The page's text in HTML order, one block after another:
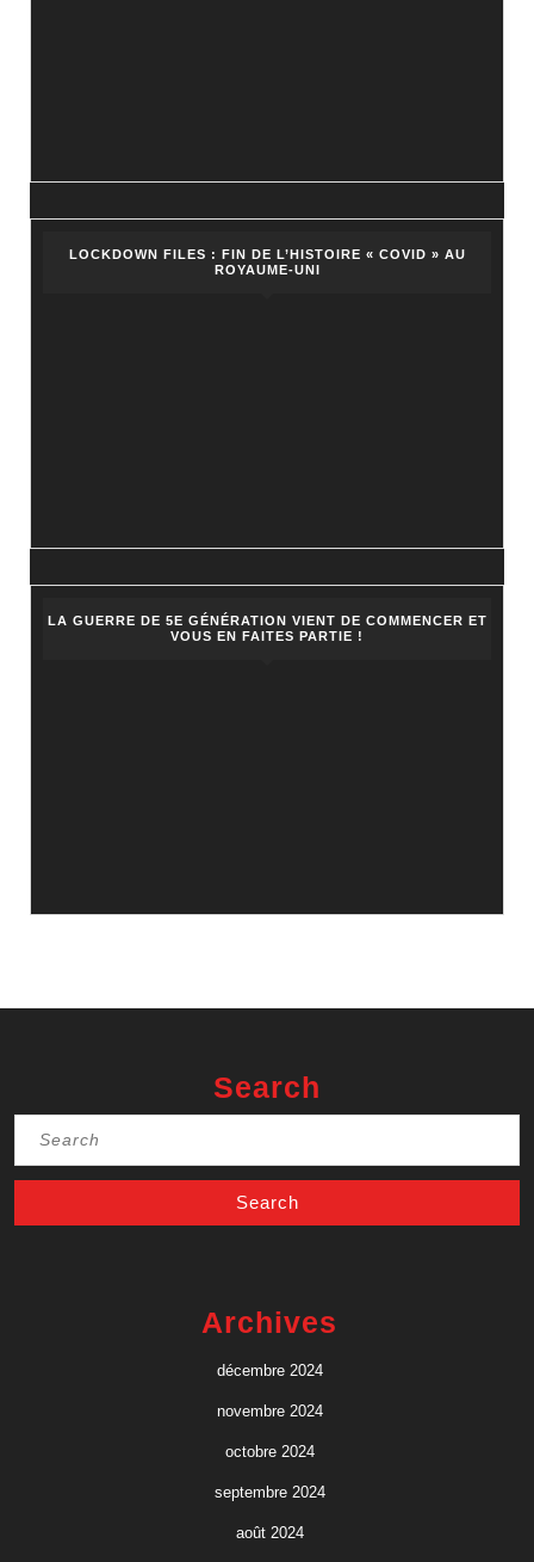
LOCKDOWN FILES : FIN DE L’HISTOIRE « COVID » AU
ROYAUME-UNI
LA GUERRE DE 5E GÉNÉRATION VIENT DE COMMENCER ET
VOUS EN FAITES PARTIE !
Search
Archives
décembre 2024
novembre 2024
octobre 2024
septembre 2024
août 2024